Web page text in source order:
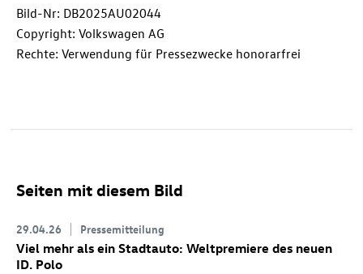
Bild-Nr: DB2025AU02044
Copyright: Volkswagen AG
Rechte: Verwendung für Pressezwecke honorarfrei
Seiten mit diesem Bild
29.04.26 Pressemitteilung
Viel mehr als ein Stadtauto: Weltpremiere des neuen
ID. Polo